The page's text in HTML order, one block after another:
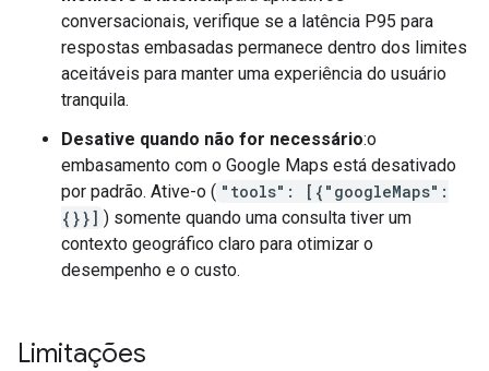
conversacionais, verifique se a latência P95 para
respostas embasadas permanece dentro dos limites
aceitáveis para manter uma experiência do usuário
tranquila.
Desative quando não for necessário:o
embasamento com o Google Maps está desativado
por padrão. Ative-o ( "tools": [{"googleMaps":
{}}] ) somente quando uma consulta tiver um
contexto geográfico claro para otimizar o
desempenho e o custo.
Limitações